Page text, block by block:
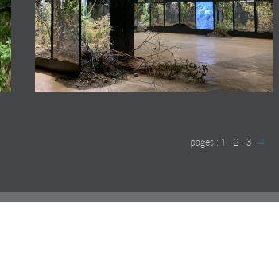
pages : 1 - 2 - 3 - 4